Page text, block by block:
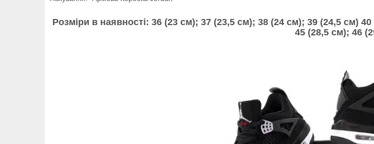
Розміри в наявності: 36 (23 см); 37 (23,5 см); 38 (24 см); 39 (24,5 см) 40
45 (28,5 см); 46